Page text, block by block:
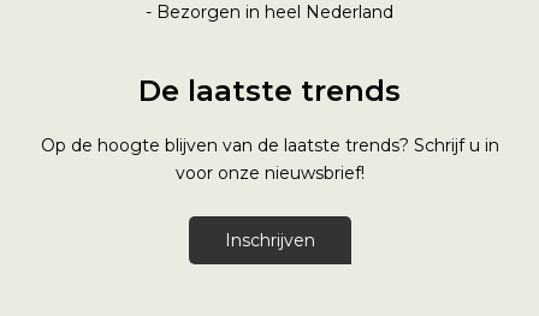
- Bezorgen in heel Nederland
De laatste trends
Op de hoogte blijven van de laatste trends? Schrijf u in
voor onze nieuwsbrief!
Inschrijven